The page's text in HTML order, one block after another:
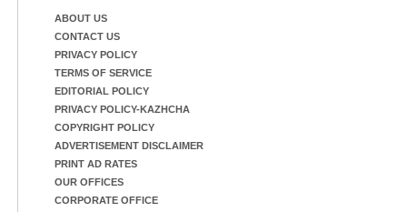
ABOUT US
CONTACT US
PRIVACY POLICY
TERMS OF SERVICE
EDITORIAL POLICY
PRIVACY POLICY-KAZHCHA
COPYRIGHT POLICY
ADVERTISEMENT DISCLAIMER
PRINT AD RATES
OUR OFFICES
CORPORATE OFFICE